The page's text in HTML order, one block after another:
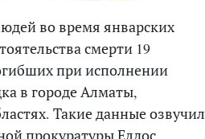
во время январских
смерти 19
при исполнении
в городе Алматы,
Такие данные озвучил
прокуратуры Елдос